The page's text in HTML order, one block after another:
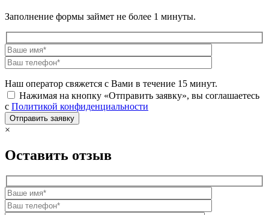
Заполнение формы займет не более 1 минуты.
Наш оператор свяжется с Вами в течение 15 минут.
Нажимая на кнопку «Отправить заявку», вы соглашаетесь
с Политикой конфиденциальности
×
Оставить отзыв